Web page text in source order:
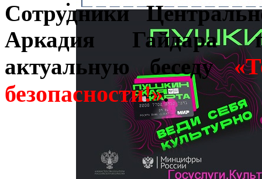
Сотрудники
Аркадия Гайдара
актуальную беседу
безопасности!».